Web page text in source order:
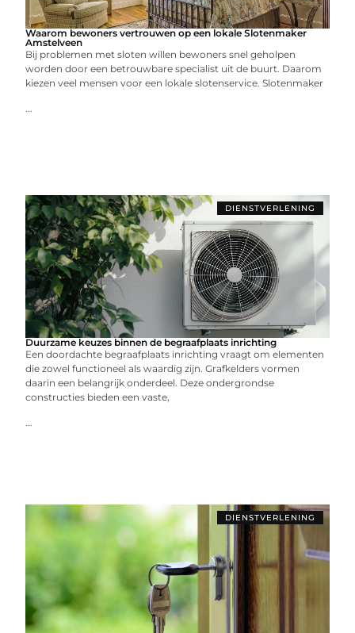
Waarom bewoners vertrouwen op een lokale Slotenmaker
Amstelveen
Bij problemen met sloten willen bewoners snel geholpen
worden door een betrouwbare specialist uit de buurt. Daarom
kiezen veel mensen voor een lokale slotenservice. Slotenmaker
...
DIENSTVERLENING
Duurzame keuzes binnen de begraafplaats inrichting
Een doordachte begraafplaats inrichting vraagt om elementen
die zowel functioneel als waardig zijn. Grafkelders vormen
daarin een belangrijk onderdeel. Deze ondergrondse
constructies bieden een vaste,
...
DIENSTVERLENING